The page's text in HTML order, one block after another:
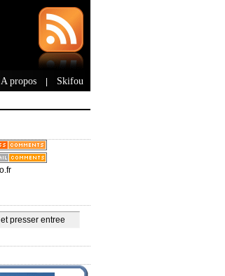
A propos Skifou